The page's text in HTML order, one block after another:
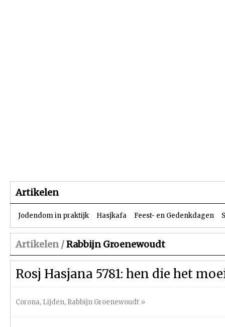
Artikelen
Jodendom in praktijk Hasjkafa Feest- en Gedenkdagen
Artikelen /Rabbijn Groenewoudt
Rosj Hasjana 5781: hen die het
Corona, Lijden, Rabbijn Groenewoudt »